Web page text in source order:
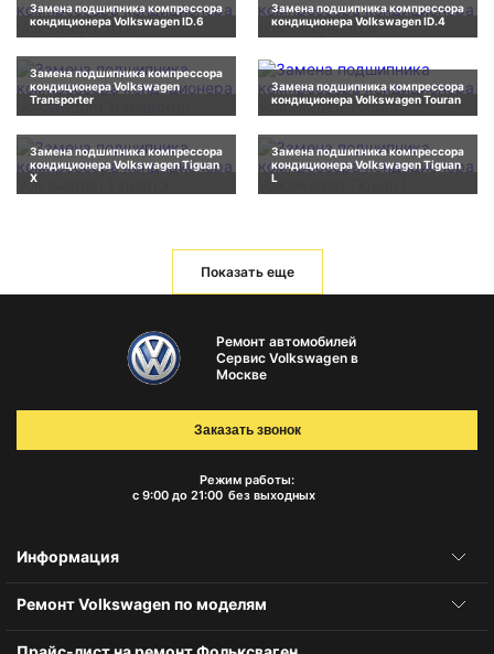
Замена подшипника компрессора
кондиционера Volkswagen ID.6
Замена подшипника компрессора
кондиционера Volkswagen ID.4
Замена подшипника компрессора
кондиционера Volkswagen
Transporter
Замена подшипника компрессора
кондиционера Volkswagen Touran
Замена подшипника компрессора
кондиционера Volkswagen Tiguan
X
Замена подшипника компрессора
кондиционера Volkswagen Tiguan
L
Показать еще
Ремонт автомобилей
Сервис Volkswagen в
Москве
Режим работы:
с 9:00 до 21:00 без выходных
Заказать звонок
Информация
Ремонт Volkswagen по моделям